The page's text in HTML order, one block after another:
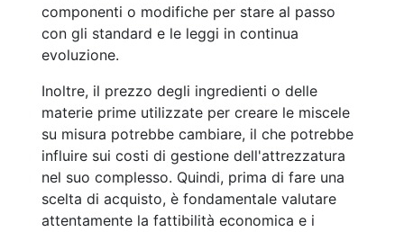
componenti o modifiche per stare al passo
con gli standard e le leggi in continua
evoluzione.
Inoltre, il prezzo degli ingredienti o delle
materie prime utilizzate per creare le miscele
su misura potrebbe cambiare, il che potrebbe
influire sui costi di gestione dell'attrezzatura
nel suo complesso. Quindi, prima di fare una
scelta di acquisto, è fondamentale valutare
attentamente la fattibilità economica e i